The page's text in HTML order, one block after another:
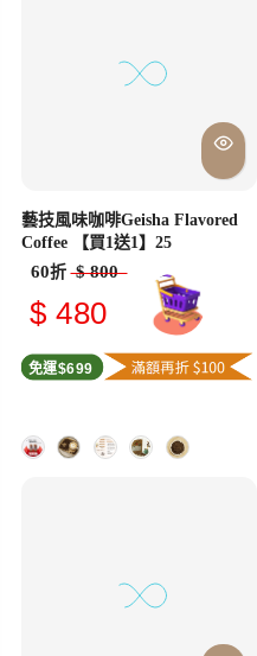
藝技風味咖啡Geisha Flavored
Coffee 【買1送1】25
60折 $ 800
$ 480
免運$699